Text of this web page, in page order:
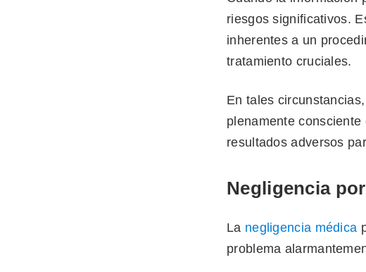
riesgos significativos.
inherentes a un
tratamiento cruciales.
En tales
plenamente
resultados adversos
Negligencia
La negligencia médica
problema